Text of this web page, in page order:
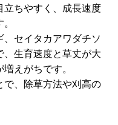
立ちやすく、成長速度
セイタカアワダチソ
、生育速度と草丈が大
えがちです。
で、除草方法や刈高の